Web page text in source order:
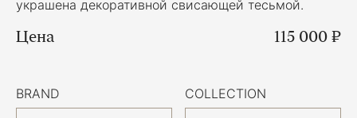
украшена декоративной свисающей тесьмой.
Цена 115 000 ₽
BRAND COLLECTION